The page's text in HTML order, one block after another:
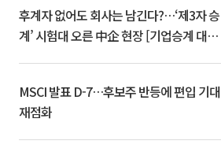
후계자 없어도 회사는 남긴다?…‘제3자 승
계’ 시험대 오른 中企 현장 [기업승계 대전
MSCI 발표 D-7…후보주 반등에 편입 기대
재점화